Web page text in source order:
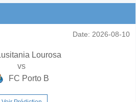
Date: 2026-08-10
Lourosa
vs
FC Porto B